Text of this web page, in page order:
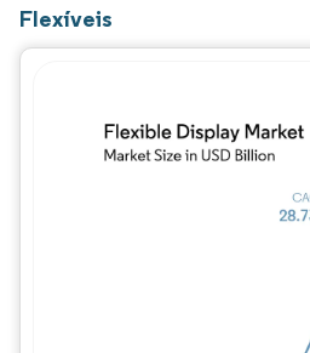
Flexíveis